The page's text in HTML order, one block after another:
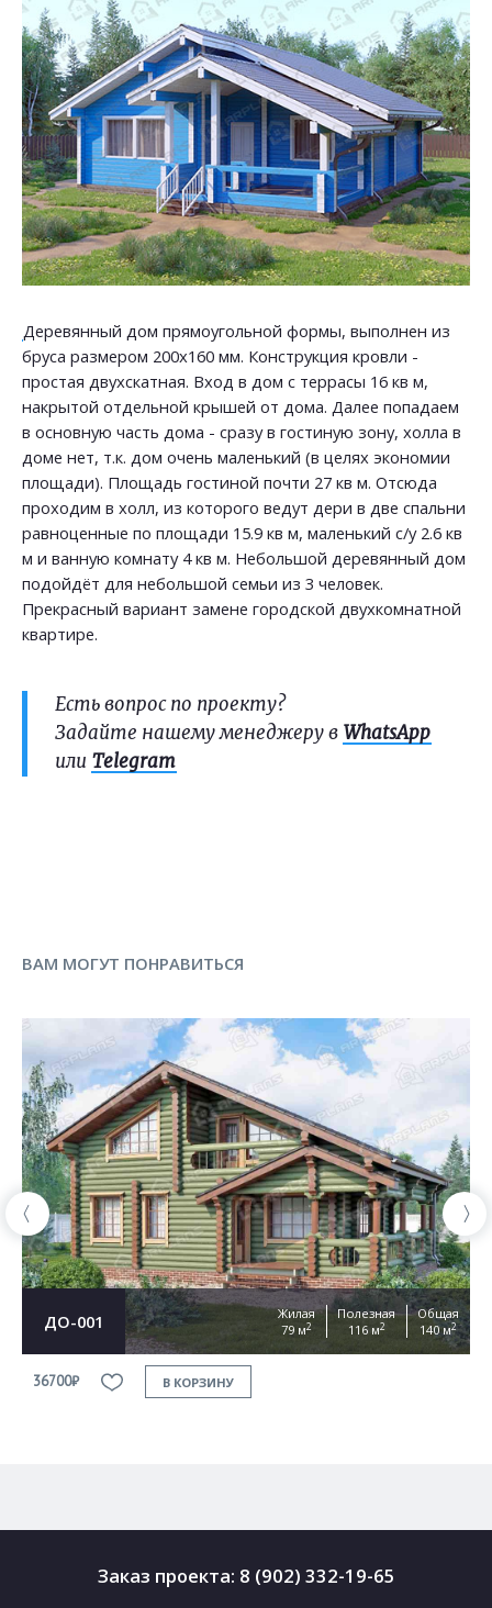
Деревянный дом прямоугольной формы, выполнен из
бруса размером 200х160 мм. Конструкция кровли -
простая двухскатная. Вход в дом с террасы 16 кв м,
накрытой отдельной крышей от дома. Далее попадаем
в основную часть дома - сразу в гостиную зону, холла в
доме нет, т.к. дом очень маленький (в целях экономии
площади). Площадь гостиной почти 27 кв м. Отсюда
проходим в холл, из которого ведут дери в две спальни
равноценные по площади 15.9 кв м, маленький с/у 2.6 кв
м и ванную комнату 4 кв м. Небольшой деревянный дом
подойдёт для небольшой семьи из 3 человек.
Прекрасный вариант замене городской двухкомнатной
квартире.
Есть вопрос по проекту?
Задайте нашему менеджеру в WhatsApp
или Telegram
ВАМ МОГУТ ПОНРАВИТЬСЯ
ДО-001
Жилая
79 м2
Полезная
116 м2
Общая
140 м2
36700₽ В КОРЗИНУ
Заказ проекта: 8 (902) 332-19-65